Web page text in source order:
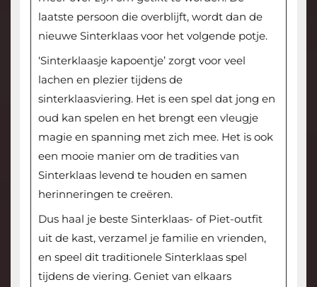
laatste persoon die overblijft, wordt dan de
nieuwe Sinterklaas voor het volgende potje.
‘Sinterklaasje kapoentje’ zorgt voor veel
lachen en plezier tijdens de
sinterklaasviering. Het is een spel dat jong en
oud kan spelen en het brengt een vleugje
magie en spanning met zich mee. Het is ook
een mooie manier om de tradities van
Sinterklaas levend te houden en samen
herinneringen te creëren.
Dus haal je beste Sinterklaas- of Piet-outfit
uit de kast, verzamel je familie en vrienden,
en speel dit traditionele Sinterklaas spel
tijdens de viering. Geniet van elkaars